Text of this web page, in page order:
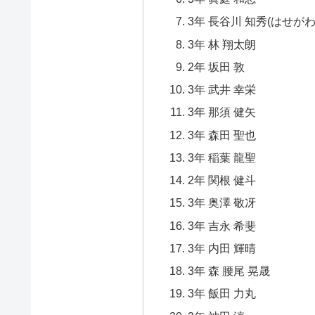
3年 長谷川 知秀(はせが
3年 林 翔太朗
2年 坂田 敦
3年 武井 幸栄
3年 那須 健矢
3年 森田 聖也
3年 稲葉 龍聖
2年 関根 健斗
3年 奥澤 敬冴
3年 吉永 希斐
3年 内田 輝晴
3年 森 腰尾 晃晟
3年 飯田 力丸